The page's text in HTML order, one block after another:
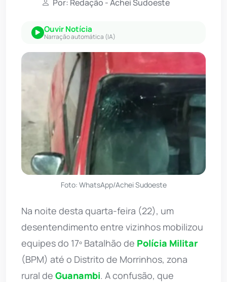
Por: Redação - Achei Sudoeste
Ouvir Notícia
Narração automática (IA)
Foto: WhatsApp/Achei Sudoeste
Na noite desta quarta-feira (22), um
desentendimento entre vizinhos mobilizou
equipes do 17º Batalhão de Polícia Militar
(BPM) até o Distrito de Morrinhos, zona
rural de Guanambi. A confusão, que